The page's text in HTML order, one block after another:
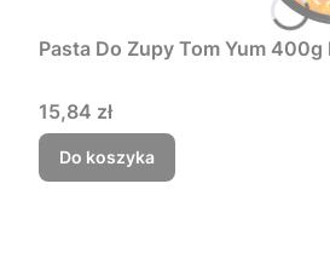
Pasta Do Zupy Tom Yum 400g
Cena
15,84 zł
Do koszyka